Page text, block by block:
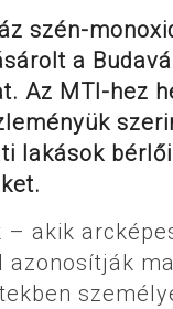
szén-
a
Az MTI-hez
lakások
– akik
azonosítják